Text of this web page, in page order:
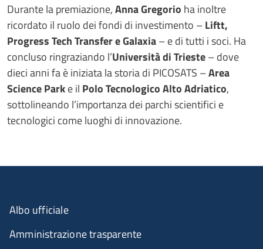
Durante la premiazione,Anna Gregorio ha inoltre
ricordato il ruolo dei fondi di investimento –Liftt,
Progress Tech Transfer e Galaxia– e di tutti i soci. Ha
concluso ringraziando l’Università di Trieste– dove
dieci anni fa è iniziata la storia di PICOSATS –Area
Science Parke il Polo Tecnologico Alto Adriatico,
sottolineando l’importanza dei parchi scientifici e
tecnologici come luoghi di innovazione.
Albo ufficiale
Amministrazione trasparente